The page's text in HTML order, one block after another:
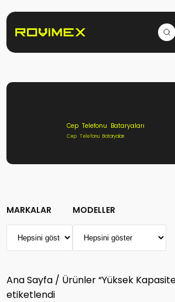
Cep Telefonu Bataryaları
Cep Telefonu Bataryaları
MARKALAR MODELLER
Ana Sayfa / Ürünler “Yüksek
etiketlendi